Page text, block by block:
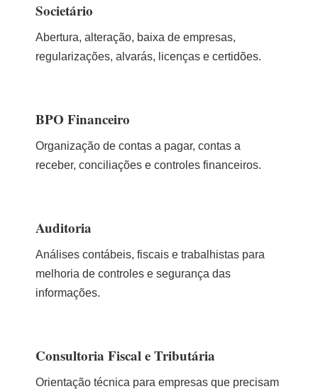
Societário
Abertura, alteração, baixa de empresas,
regularizações, alvarás, licenças e certidões.
BPO Financeiro
Organização de contas a pagar, contas a
receber, conciliações e controles financeiros.
Auditoria
Análises contábeis, fiscais e trabalhistas para
melhoria de controles e segurança das
informações.
Consultoria Fiscal e Tributária
Orientação técnica para empresas que precisam